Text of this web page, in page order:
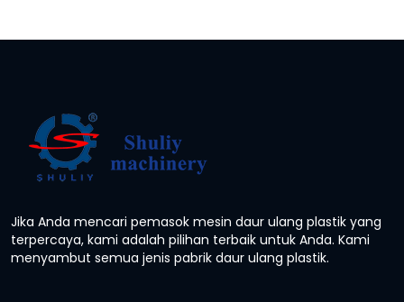
Jika Anda mencari pemasok mesin daur ulang plastik yang
terpercaya, kami adalah pilihan terbaik untuk Anda. Kami
menyambut semua jenis pabrik daur ulang plastik.